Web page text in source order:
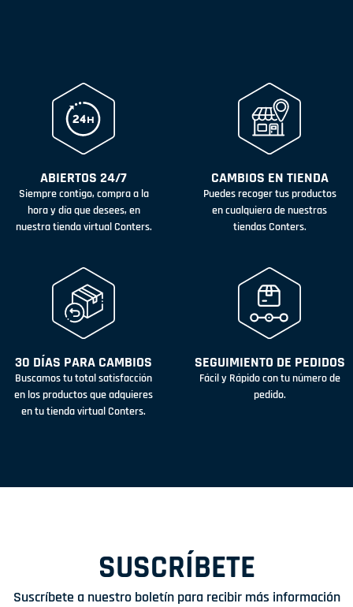
ABIERTOS 24/7
Siempre contigo, compra a la
hora y día que desees, en
nuestra tienda virtual Conters.
CAMBIOS EN TIENDA
Puedes recoger tus productos
en cualquiera de nuestras
tiendas Conters.
30 DÍAS PARA CAMBIOS
Buscamos tu total satisfacción
en los productos que adquieres
en tu tienda virtual Conters.
SEGUIMIENTO DE PEDIDOS
Fácil y Rápido con tu número de
pedido.
SUSCRÍBETE
Suscríbete a nuestro boletín para recibir más información